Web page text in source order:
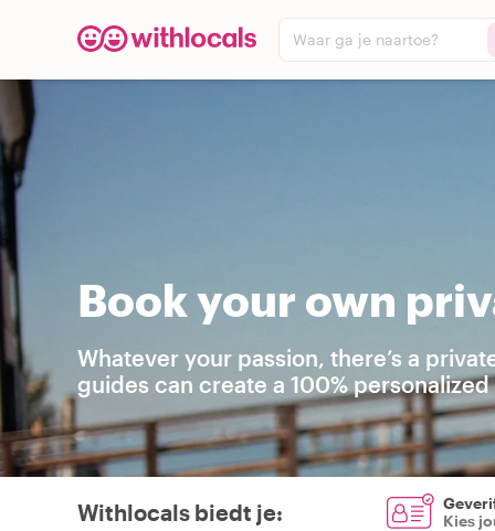
Waar ga je naartoe?
Book your own
Whatever your passion, there’s a
guides can create a 100%
Withlocals biedt je:
Kies